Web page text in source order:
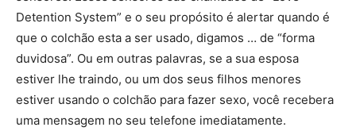
Detention System” e o seu propósito é alertar quando é
que o colchão esta a ser usado, digamos … de “forma
duvidosa”. Ou em outras palavras, se a sua esposa
estiver lhe traindo, ou um dos seus filhos menores
estiver usando o colchão para fazer sexo, você recebera
uma mensagem no seu telefone imediatamente.